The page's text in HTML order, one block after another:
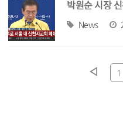
박원순 시장
News
1